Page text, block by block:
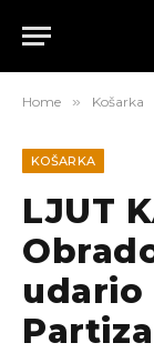
Home » Košarka
KOŠARKA
LJUT
udario